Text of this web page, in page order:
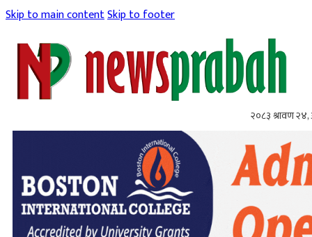
Skip to main contentSkip to footer
२०८३ श्रावण